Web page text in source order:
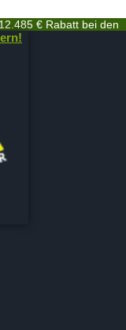
€ Rabatt bei den